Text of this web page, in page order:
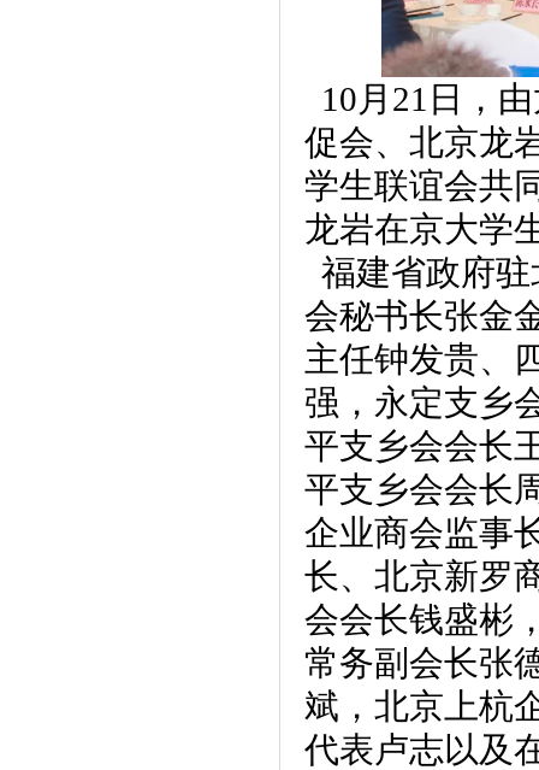
10月21日，
促会、北京龙
学生联谊会共
龙岩在京大学
福建省政府
会秘书长张金
主任钟发贵、
强，永定支乡
平支乡会会长
平支乡会会长
企业商会监事
长、北京新罗
会会长钱盛彬
常务副会长张
斌，北京上杭
代表卢志以及